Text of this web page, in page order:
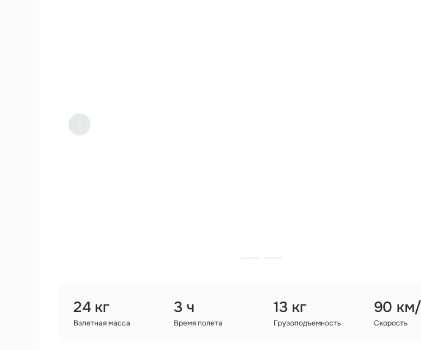
24 кг
Взлетная масса
3 ч
Время полета
13 кг
Грузоподъемность
90
Скорость